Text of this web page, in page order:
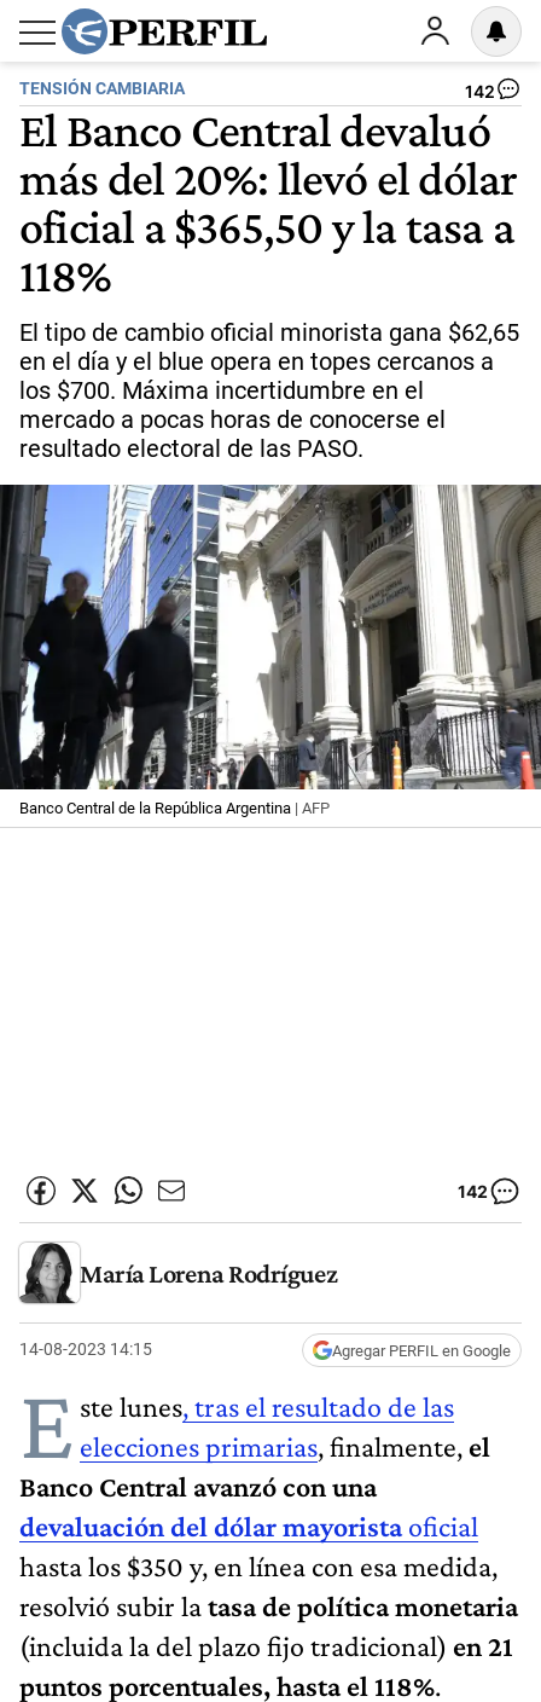
TENSIÓN CAMBIARIA 142
El Banco Central devaluó
más del 20%: llevó el dólar
oficial a $365,50 y la tasa a
118%
El tipo de cambio oficial minorista gana $62,65
en el día y el blue opera en topes cercanos a
los $700. Máxima incertidumbre en el
mercado a pocas horas de conocerse el
resultado electoral de las PASO.
Banco Central de la República Argentina | AFP
142
María Lorena Rodríguez
14-08-2023 14:15 Agregar PERFIL en Google
E ste lunes, tras el resultado de las
elecciones primarias, finalmente, el
Banco Central avanzó con una
devaluación del dólar mayoristaoficial
hasta los $350 y, en línea con esa medida,
resolvió subir latasa de política monetaria
(incluida la del plazo fijo tradicional) en 21
puntos porcentuales, hasta el 118%.